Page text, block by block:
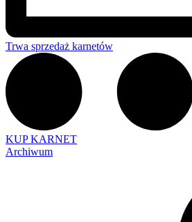
Trwa sprzedaż karnetów
KUP KARNET
Archiwum